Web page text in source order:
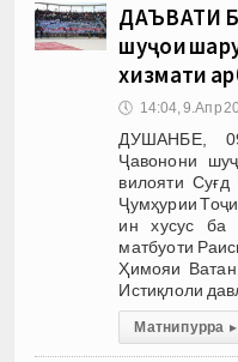
ДАЪВАТИ
шуҷои
хизмати
🕔 14:04, 9.Апр
ДУШАНБЕ,
Ҷавонони
вилояти
Ҷумҳурии
ин хусус ба
матбуоти
Ҳимояи
Истиқлоли
Матни пурра ▸